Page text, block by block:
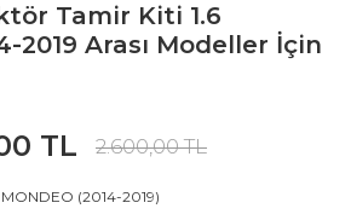
Tamir Kiti 1.6
2019 Arası Modeller İçin
TL 2.600,00 TL
MONDEO (2014-2019)